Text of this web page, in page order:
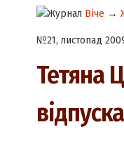
Віче →
№21, листопад
Тетяна